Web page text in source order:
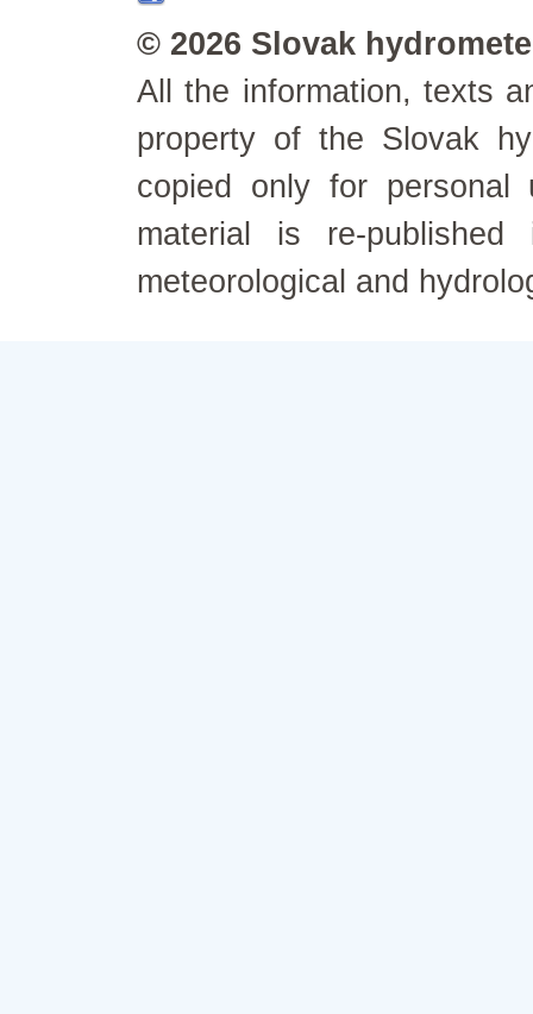
© 2026 Slovak
All the information, texts
property of the Slovak
copied only for personal
material is re-
meteorological and